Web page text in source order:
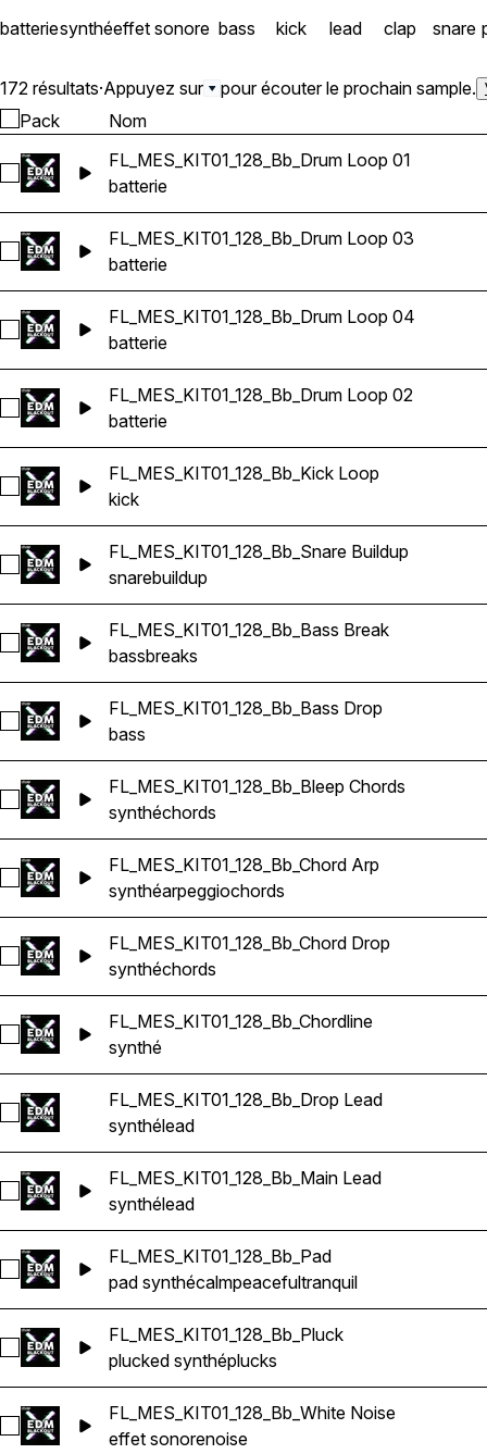
batteriesynthéeffet sonore bass kick lead clap snare
172 résultats·Appuyez sur pour écouter le prochain sample.
Pack Nom
Sélectionnez FL_MES_KIT01_128_Bb_Drum Loop 01
FL_MES_KIT01_128_Bb_Drum Loop 01
batterie
Sélectionnez FL_MES_KIT01_128_Bb_Drum Loop 03
FL_MES_KIT01_128_Bb_Drum Loop 03
batterie
Sélectionnez FL_MES_KIT01_128_Bb_Drum Loop 04
FL_MES_KIT01_128_Bb_Drum Loop 04
batterie
Sélectionnez FL_MES_KIT01_128_Bb_Drum Loop 02
FL_MES_KIT01_128_Bb_Drum Loop 02
batterie
Sélectionnez FL_MES_KIT01_128_Bb_Kick Loop
FL_MES_KIT01_128_Bb_Kick Loop
kick
Sélectionnez FL_MES_KIT01_128_Bb_Snare Buildup
FL_MES_KIT01_128_Bb_Snare Buildup
snarebuildup
Sélectionnez FL_MES_KIT01_128_Bb_Bass Break
FL_MES_KIT01_128_Bb_Bass Break
bassbreaks
Sélectionnez FL_MES_KIT01_128_Bb_Bass Drop
FL_MES_KIT01_128_Bb_Bass Drop
bass
Sélectionnez FL_MES_KIT01_128_Bb_Bleep Chords
FL_MES_KIT01_128_Bb_Bleep Chords
synthéchords
Sélectionnez FL_MES_KIT01_128_Bb_Chord Arp
FL_MES_KIT01_128_Bb_Chord Arp
synthéarpeggiochords
Sélectionnez FL_MES_KIT01_128_Bb_Chord Drop
FL_MES_KIT01_128_Bb_Chord Drop
synthéchords
Sélectionnez FL_MES_KIT01_128_Bb_Chordline
FL_MES_KIT01_128_Bb_Chordline
synthé
Sélectionnez FL_MES_KIT01_128_Bb_Drop Lead
FL_MES_KIT01_128_Bb_Drop Lead
synthélead
Sélectionnez FL_MES_KIT01_128_Bb_Main Lead
FL_MES_KIT01_128_Bb_Main Lead
synthélead
Sélectionnez FL_MES_KIT01_128_Bb_Pad
FL_MES_KIT01_128_Bb_Pad
pad synthécalmpeacefultranquil
Sélectionnez FL_MES_KIT01_128_Bb_Pluck
FL_MES_KIT01_128_Bb_Pluck
plucked synthéplucks
Sélectionnez FL_MES_KIT01_128_Bb_White Noise
FL_MES_KIT01_128_Bb_White Noise
effet sonorenoise